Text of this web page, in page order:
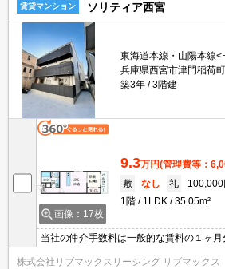
賃貸マンション ソリティア西宮
東海道本線・山陽本線<
兵庫県西宮市津門稲荷町
築3年
3階建
画像：17枚
9.3万円(管理費等：
敷
なし 礼
100,000
1階
1LDK 35.05m²
当社の仲介手数料は一般的な賃料の１ヶ月
能。問合せ当日でもご来店・ご案内可能。
株式会社リブマックスリーシング リブマックス